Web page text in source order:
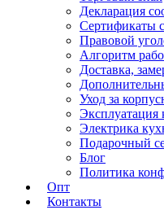
Декларация
Сертификаты
Правовой
Алгоритм
Доставка,
Уход за
Эксплуатация
Электрика
Подарочный
Блог
Политика
Опт
Контакты